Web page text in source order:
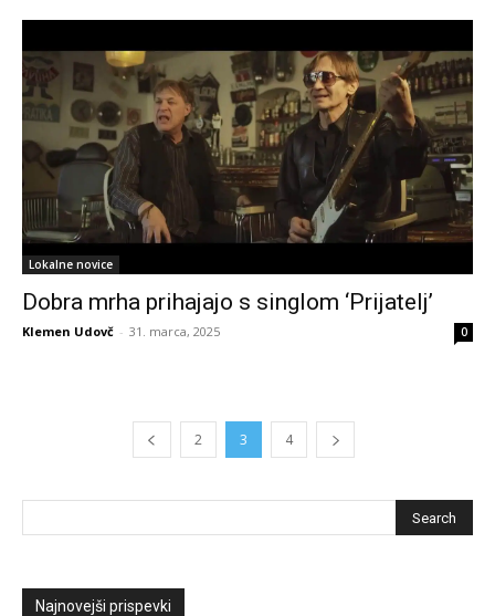
Lokalne novice
Dobra mrha prihajajo s singlom ‘Prijatelj’
Klemen Udovč - 31. marca, 2025 0
2 3 4
Najnovejši prispevki